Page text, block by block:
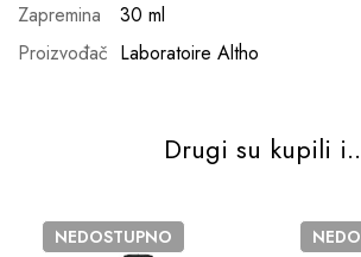
Zapremina
30 ml
Proizvođač Laboratoire Altho
Drugi su kupili
NEDOSTUPNO